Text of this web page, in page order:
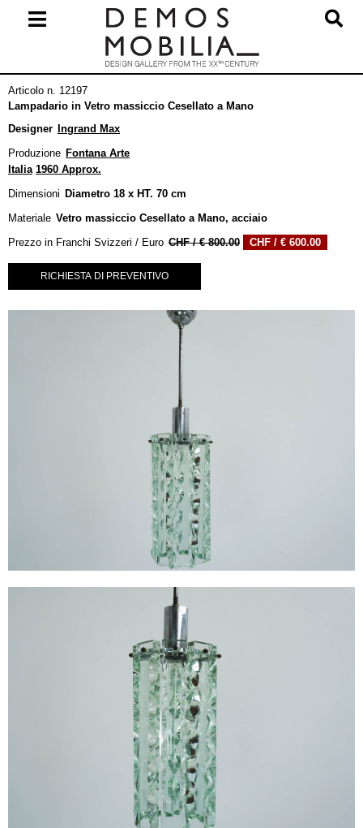
primario
navigzione
Articolo n. 12197
Lampadario in Vetro massiccio Cesellato a Mano
Designer
Ingrand Max
Produzione Fontana Arte
Italia 1960 Approx.
Dimensioni Diametro 18 x HT. 70 cm
Materiale Vetro massiccio Cesellato a Mano, acciaio
Prezzo in Franchi Svizzeri / Euro
€800.00 € 600.00
RICHIESTA DI PREVENTIVO